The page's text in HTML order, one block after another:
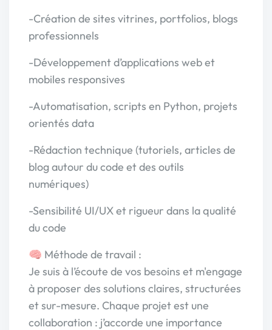
-Création de sites vitrines, portfolios, blogs
professionnels
-Développement d’applications web et
mobiles responsives
-Automatisation, scripts en Python, projets
orientés data
-Rédaction technique (tutoriels, articles de
blog autour du code et des outils
numériques)
-Sensibilité UI/UX et rigueur dans la qualité
du code
🧠 Méthode de travail :
Je suis à l’écoute de vos besoins et m'engage
à proposer des solutions claires, structurées
et sur-mesure. Chaque projet est une
collaboration : j’accorde une importance